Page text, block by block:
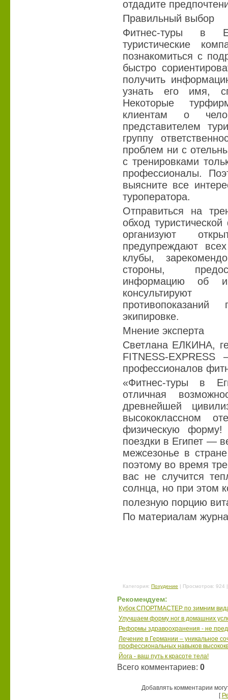
отдадите
Правильный выбор
Фитнес-туры в
туристические
познакомиться с
быстро
получить
узнать его имя,
Некоторые
клиентам о
представителем
группу
проблем ни с
с тренировками
профессионалы.
выясните все
туроператора.
Отправиться на
обход
организуют
предупреждают
клубы,
стороны,
информацию об
консультируют
экипировке.
Мнение эксперта
Светлана ЕЛКИНА,
FITNESS-
профессионалов
«Фитнес-туры в
отличная
древнейшей
высококлассном
физическую
поездки в Египет —
межсезонье в
поэтому во время
вас не случится
солнца, но при этом
полезную порцию
По материалам
Категория: Похудение | Просмотров: 924
Рекомендуем:
Кубок СПОРТМАСТЕР по зимним
Улучшаем форму ног в домашних
Реформы здравоохранения - не
Лечение в Германии – уникальное
профессиональных навыков
Йога - ваш путь к красоте тела!
Всего комментариев: 0
Добавлять комментарии
[